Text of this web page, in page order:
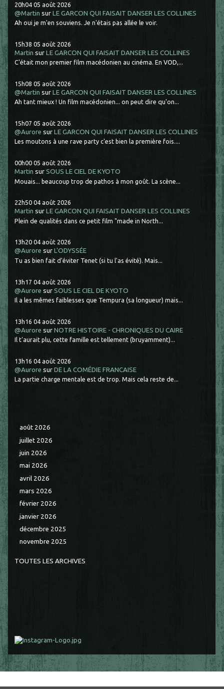
20h04 05 août 2026
@Martin surLE GARCON QUI FAISAIT DANSER LES COLLINES
Ah oui je m'en souviens. Je n'étais pas allée le voir.
15h38 05 août 2026
Martin surLE GARCON QUI FAISAIT DANSER LES COLLINES
C'était mon premier film macédonien au cinéma. En VOD,...
15h08 05 août 2026
@Martin surLE GARCON QUI FAISAIT DANSER LES COLLINES
Ah tant mieux ! Un film macédonien... on peut dire qu'on...
15h07 05 août 2026
@Aurore surLE GARCON QUI FAISAIT DANSER LES COLLINES
Les moutons à une rave party c'est bien la première fois....
00h00 05 août 2026
Martin surSOUS LE CIEL DE KYOTO
Mouais... beaucoup trop de pathos à mon goût. La scène...
22h50 04 août 2026
Martin surLE GARCON QUI FAISAIT DANSER LES COLLINES
Plein de qualités dans ce petit film "made in North...
13h20 04 août 2026
@Aurore surL'ODYSSÉE
Tu as bien fait d'éviter Tenet (si tu l'as évité). Mais...
13h17 04 août 2026
@Aurore surSOUS LE CIEL DE KYOTO
Il a les mêmes faiblesses que Tempura (sa longueur) mais...
13h16 04 août 2026
@Aurore surNOTRE HISTOIRE - CHRONIQUES DU CAIRE
Il t'aurait plu, cette famille est tellement (bruyamment)...
13h16 04 août 2026
@Aurore surDE LA COMÉDIE FRANCAISE
La partie charge mentale est de trop. Mais cela reste de...
août 2026
juillet 2026
juin 2026
mai 2026
avril 2026
mars 2026
février 2026
janvier 2026
décembre 2025
novembre 2025
TOUTES LES ARCHIVES